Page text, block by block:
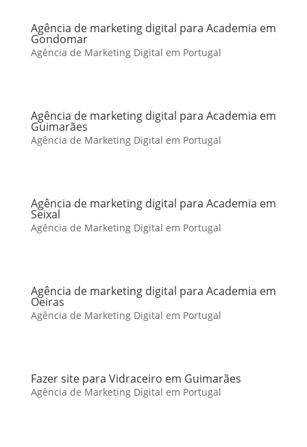
Agência de marketing digital para Academia em
Gondomar
Agência de Marketing Digital em Portugal
Agência de marketing digital para Academia em
Guimarães
Agência de Marketing Digital em Portugal
Agência de marketing digital para Academia em
Seixal
Agência de Marketing Digital em Portugal
Agência de marketing digital para Academia em
Oeiras
Agência de Marketing Digital em Portugal
Fazer site para Vidraceiro em Guimarães
Agência de Marketing Digital em Portugal